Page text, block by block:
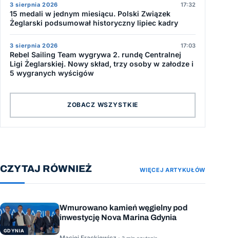
3 sierpnia 2026 17:32
15 medali w jednym miesiącu. Polski Związek
Żeglarski podsumował historyczny lipiec kadry
3 sierpnia 2026 17:03
Rebel Sailing Team wygrywa 2. rundę Centralnej
Ligi Żeglarskiej. Nowy skład, trzy osoby w załodze i
5 wygranych wyścigów
ZOBACZ WSZYSTKIE
CZYTAJ RÓWNIEŻ WIĘCEJ ARTYKUŁÓW
GDYNIA
Wmurowano kamień węgielny pod
inwestycję Nova Marina Gdynia